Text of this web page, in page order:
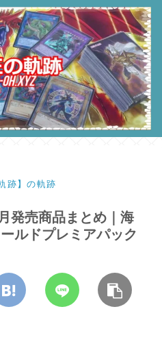
跡】の軌跡
発売商品まとめ｜海
ルドプレミアパック